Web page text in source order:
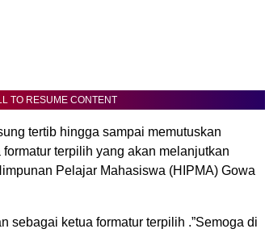
TO RESUME CONTENT
tertib hingga sampai memutuskan
terpilih yang akan melanjutkan
Pelajar Mahasiswa (HIPMA) Gowa
sebagai ketua formatur terpilih .”Semoga di